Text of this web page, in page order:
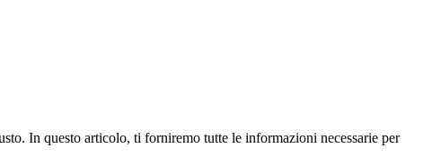
In questo articolo, ti forniremo tutte le informazioni necessarie per